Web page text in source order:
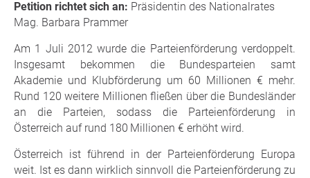
Petition richtet sich an: Präsidentin des Nationalrates
Mag. Barbara Prammer
Am 1 Juli 2012 wurde die Parteienförderung verdoppelt.
Insgesamt bekommen die Bundesparteien samt
Akademie und Klubförderung um 60 Millionen € mehr.
Rund 120 weitere Millionen fließen über die Bundesländer
an die Parteien, sodass die Parteienförderung in
Österreich auf rund 180 Millionen € erhöht wird.
Österreich ist führend in der Parteienförderung Europa
weit. Ist es dann wirklich sinnvoll die Parteienförderung zu